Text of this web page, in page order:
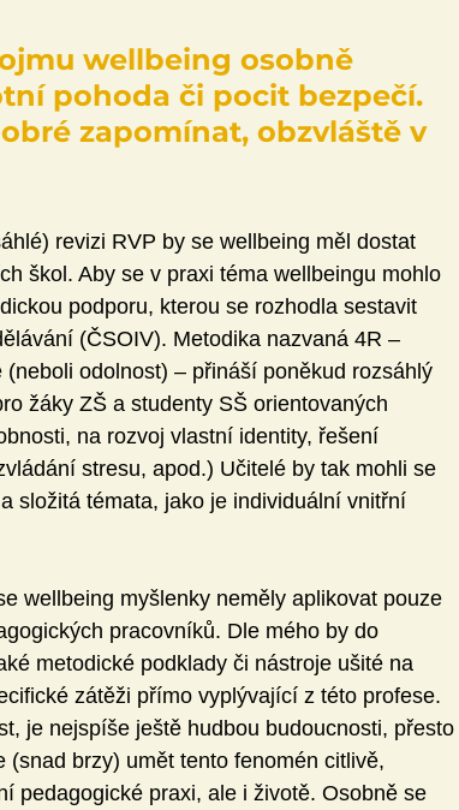
wellbeing osobně
pohoda či pocit bezpečí.
zapomínat, obzvláště v
revizi RVP by se wellbeing měl dostat
škol. Aby se v praxi téma wellbeingu mohlo
podporu, kterou se rozhodla sestavit
(ČSOIV). Metodika nazvaná 4R –
odolnost) – přináší poněkud rozsáhlý
žáky ZŠ a studenty SŠ orientovaných
na rozvoj vlastní identity, řešení
stresu, apod.) Učitelé by tak mohli se
složitá témata, jako je individuální vnitřní
wellbeing myšlenky neměly aplikovat pouze
pracovníků. Dle mého by do
metodické podklady či nástroje ušité na
zátěži přímo vyplývající z této profese.
je nejspíše ještě hudbou budoucnosti, přesto
brzy) umět tento fenomén citlivě,
pedagogické praxi, ale i životě. Osobně se